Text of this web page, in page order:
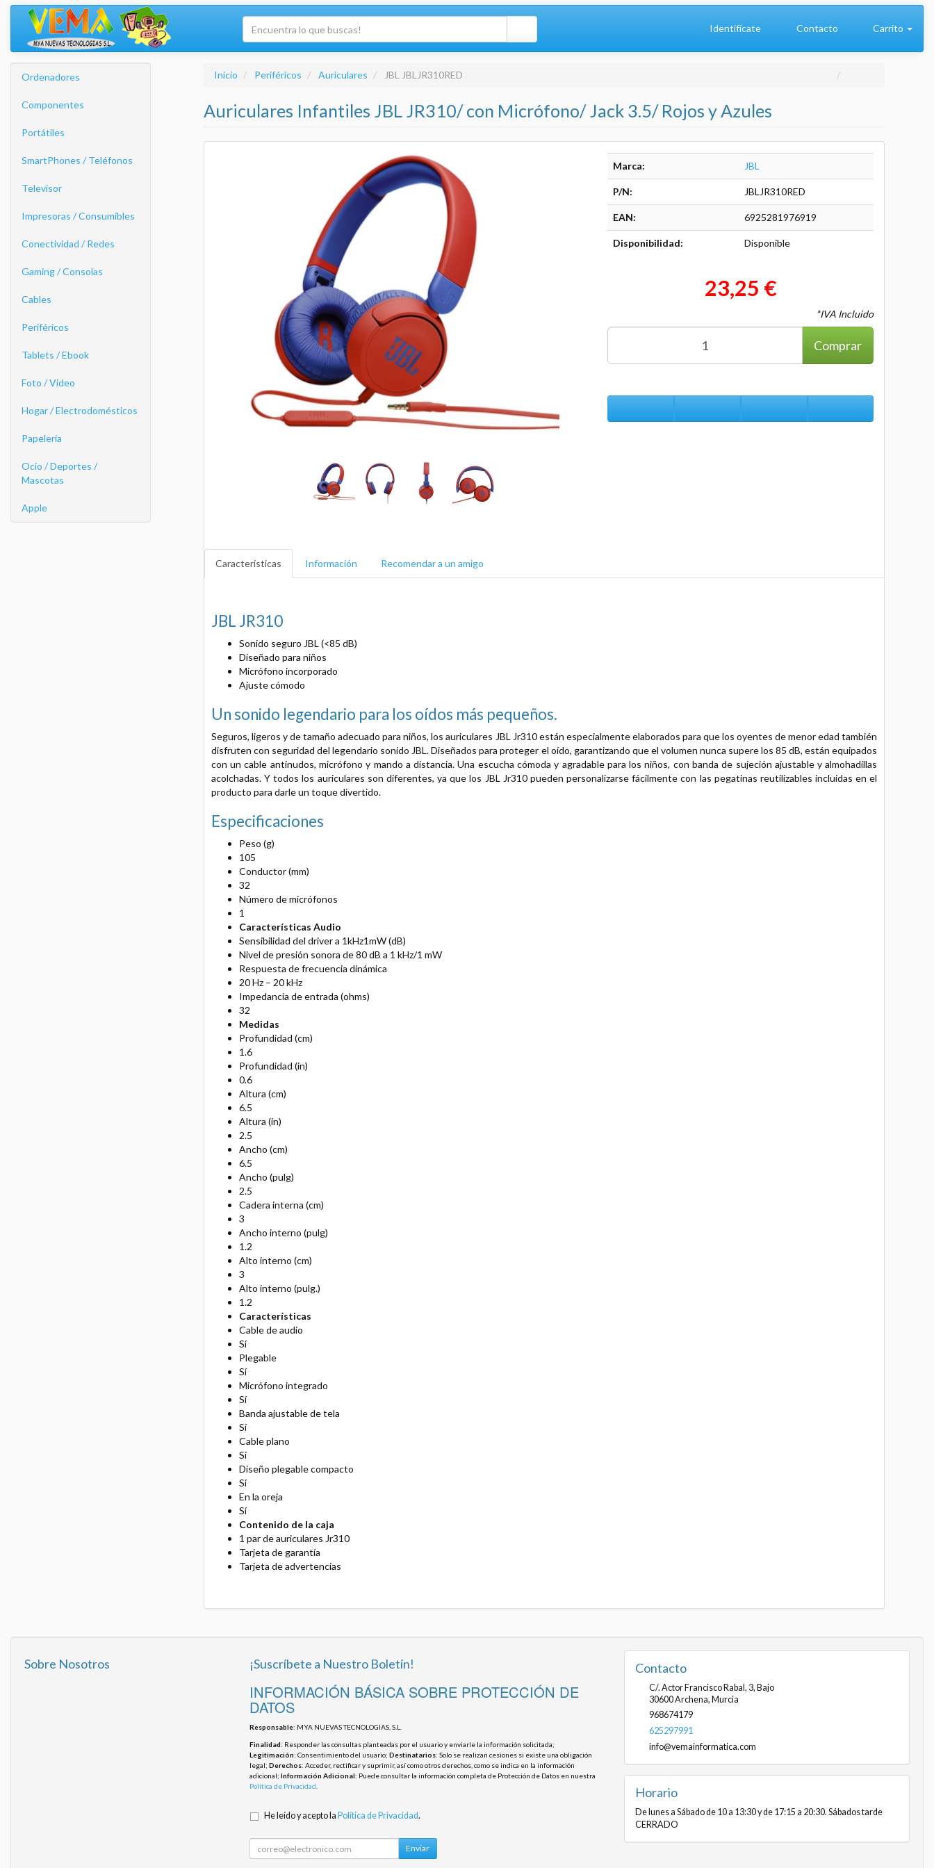
Identifícate Contacto Carrito
Ordenadores
Componentes
Portátiles
SmartPhones / Teléfonos
Televisor
Impresoras / Consumibles
Conectividad / Redes
Gaming / Consolas
Cables
Periféricos
Tablets / Ebook
Foto / Video
Hogar / Electrodomésticos
Papelería
Ocio / Deportes /
Mascotas
Apple
Inicio Periféricos Auriculares JBL JBLJR310RED
Auriculares Infantiles JBL JR310/ con Micrófono/ Jack 3.5/ Rojos y Azules
Marca: JBL
P/N: JBLJR310RED
EAN: 6925281976919
Disponibilidad: Disponible
23,25 €
*IVA Incluido
Comprar
Características Información Recomendar a un amigo
JBL JR310
Sonido seguro JBL (<85 dB)
Diseñado para niños
Micrófono incorporado
Ajuste cómodo
Un sonido legendario para los oídos más pequeños.
Seguros, ligeros y de tamaño adecuado para niños, los auriculares JBL Jr310 están especialmente elaborados para que los oyentes de menor edad también
disfruten con seguridad del legendario sonido JBL. Diseñados para proteger el oído, garantizando que el volumen nunca supere los 85 dB, están equipados
con un cable antinudos, micrófono y mando a distancia. Una escucha cómoda y agradable para los niños, con banda de sujeción ajustable y almohadillas
acolchadas. Y todos los auriculares son diferentes, ya que los JBL Jr310 pueden personalizarse fácilmente con las pegatinas reutilizables incluidas en el
producto para darle un toque divertido.
Especificaciones
Peso (g)
105
Conductor (mm)
32
Número de micrófonos
1
Características Audio
Sensibilidad del driver a 1kHz1mW (dB)
Nivel de presión sonora de 80 dB a 1 kHz/1 mW
Respuesta de frecuencia dinámica
20 Hz – 20 kHz
Impedancia de entrada (ohms)
32
Medidas
Profundidad (cm)
1.6
Profundidad (in)
0.6
Altura (cm)
6.5
Altura (in)
2.5
Ancho (cm)
6.5
Ancho (pulg)
2.5
Cadera interna (cm)
3
Ancho interno (pulg)
1.2
Alto interno (cm)
3
Alto interno (pulg.)
1.2
Características
Cable de audio
Sí
Plegable
Sí
Micrófono integrado
Sí
Banda ajustable de tela
Sí
Cable plano
Sí
Diseño plegable compacto
Sí
En la oreja
Sí
Contenido de la caja
1 par de auriculares Jr310
Tarjeta de garantía
Tarjeta de advertencias
Sobre Nosotros ¡Suscríbete a Nuestro Boletín!
INFORMACIÓN BÁSICA SOBRE PROTECCIÓN DE
DATOS
Responsable: MYA NUEVAS TECNOLOGIAS, S.L.
Finalidad: Responder las consultas planteadas por el usuario y enviarle la información solicitada;
Legitimación: Consentimiento del usuario; Destinatarios: Solo se realizan cesiones si existe una obligación
legal; Derechos: Acceder, rectificar y suprimir, así como otros derechos, como se indica en la información
adicional; Información Adicional: Puede consultar la información completa de Protección de Datos en nuestra
Política de Privacidad
He leído y acepto la Política de Privacidad.
Enviar
Contacto
C/. Actor Francisco Rabal, 3, Bajo
30600Archena, Murcia
968674179
625297991
info@vemainformatica.com
Horario
De lunes a Sábado de 10 a 13:30 y de 17:15 a 20:30. Sábados tarde
CERRADO